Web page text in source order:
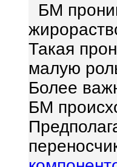
БМ
Такая
малую
Более
БМ